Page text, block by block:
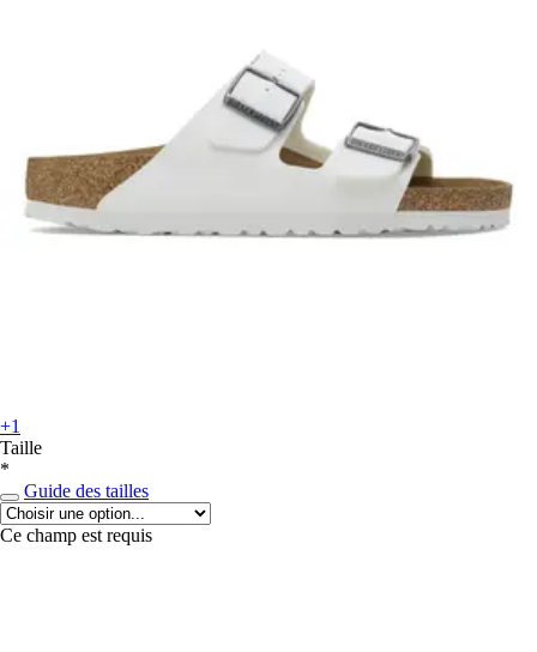
+1
Taille
*
Guide des tailles
Ce champ est requis